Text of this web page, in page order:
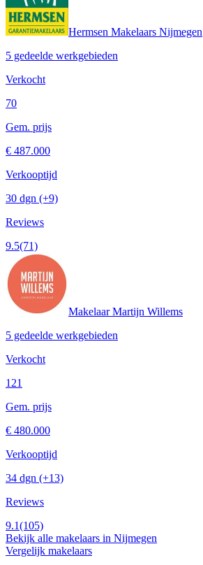
Hermsen Makelaars Nijmegen
5 gedeelde werkgebieden
Verkocht
70
Gem. prijs
€ 487.000
Verkooptijd
30 dgn (+9)
Reviews
9.5(71)
Makelaar Martijn Willems
5 gedeelde werkgebieden
Verkocht
121
Gem. prijs
€ 480.000
Verkooptijd
34 dgn (+13)
Reviews
9.1(105)
Bekijk alle makelaars in Nijmegen
Vergelijk makelaars